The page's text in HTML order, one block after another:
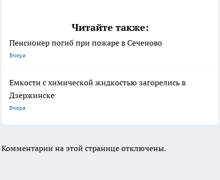
Читайте также:
Пенсионер погиб при пожаре в Сеченово
Вчера
Емкости с химической жидкостью загорелись в
Дзержинске
Вчера
Комментарии на этой странице отключены.